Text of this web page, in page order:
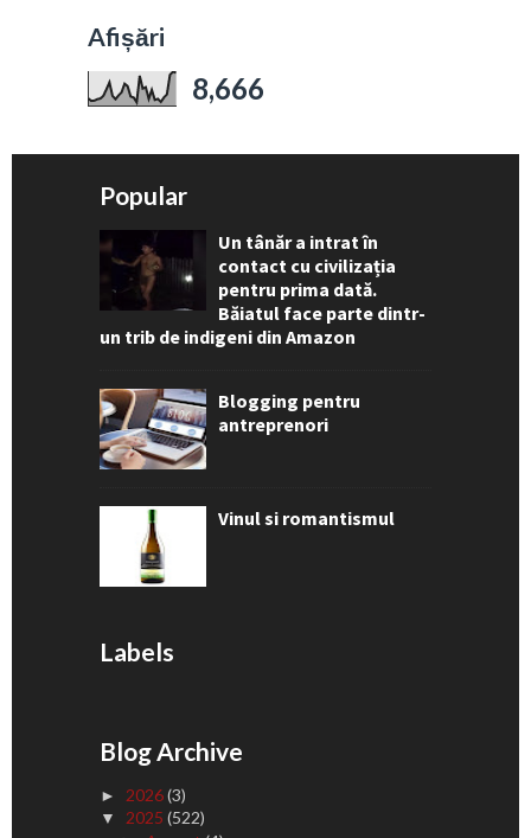
Afișări
8,666
Popular
Un tânăr a intrat în
contact cu civilizația
pentru prima dată.
Băiatul face parte dintr-
un trib de indigeni din Amazon
Blogging pentru
antreprenori
Vinul si romantismul
Labels
Blog Archive
► 2026(3)
▼ 2025 (522)